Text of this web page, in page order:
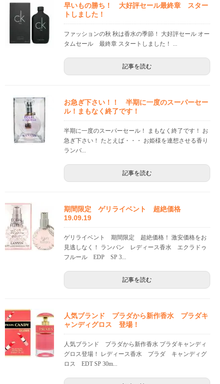
早いもの勝ち！ 大好評セール最終章 スター
トしました！
ファッションの秋 秋は香水の季節！ 大好評セール オー
タムセール 最終章 スタートしました！ ...
記事を読む
お急ぎ下さい！！ 半期に一度のスーパーセー
ル！まもなく終了です！
半期に一度のスーパーセール！ まもなく終了です！ お
急ぎ下さい！ たとえば・・・ お姫様を連想させる香り
ランバ...
記事を読む
期間限定 ゲリライベント 超絶価格
19.09.19
ゲリライベント 期間限定 超絶価格！ 激安価格をお
見逃しなく！ ランバン レディース香水 エクラドゥ
フルール EDP SP 3...
記事を読む
人気ブランド プラダから新作香水 プラダキ
ャンディグロス 登場！
人気ブランド プラダから新作香水 プラダキャンディ
グロス登場！ レディース香水 プラダ キャンディグ
ロス EDT SP 30m...